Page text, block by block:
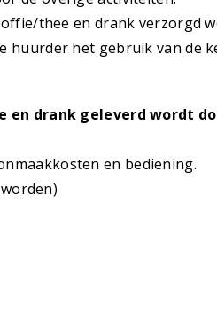
thee en drank verzorgd
huurder het gebruik van de
drank geleverd wordt
en bediening.